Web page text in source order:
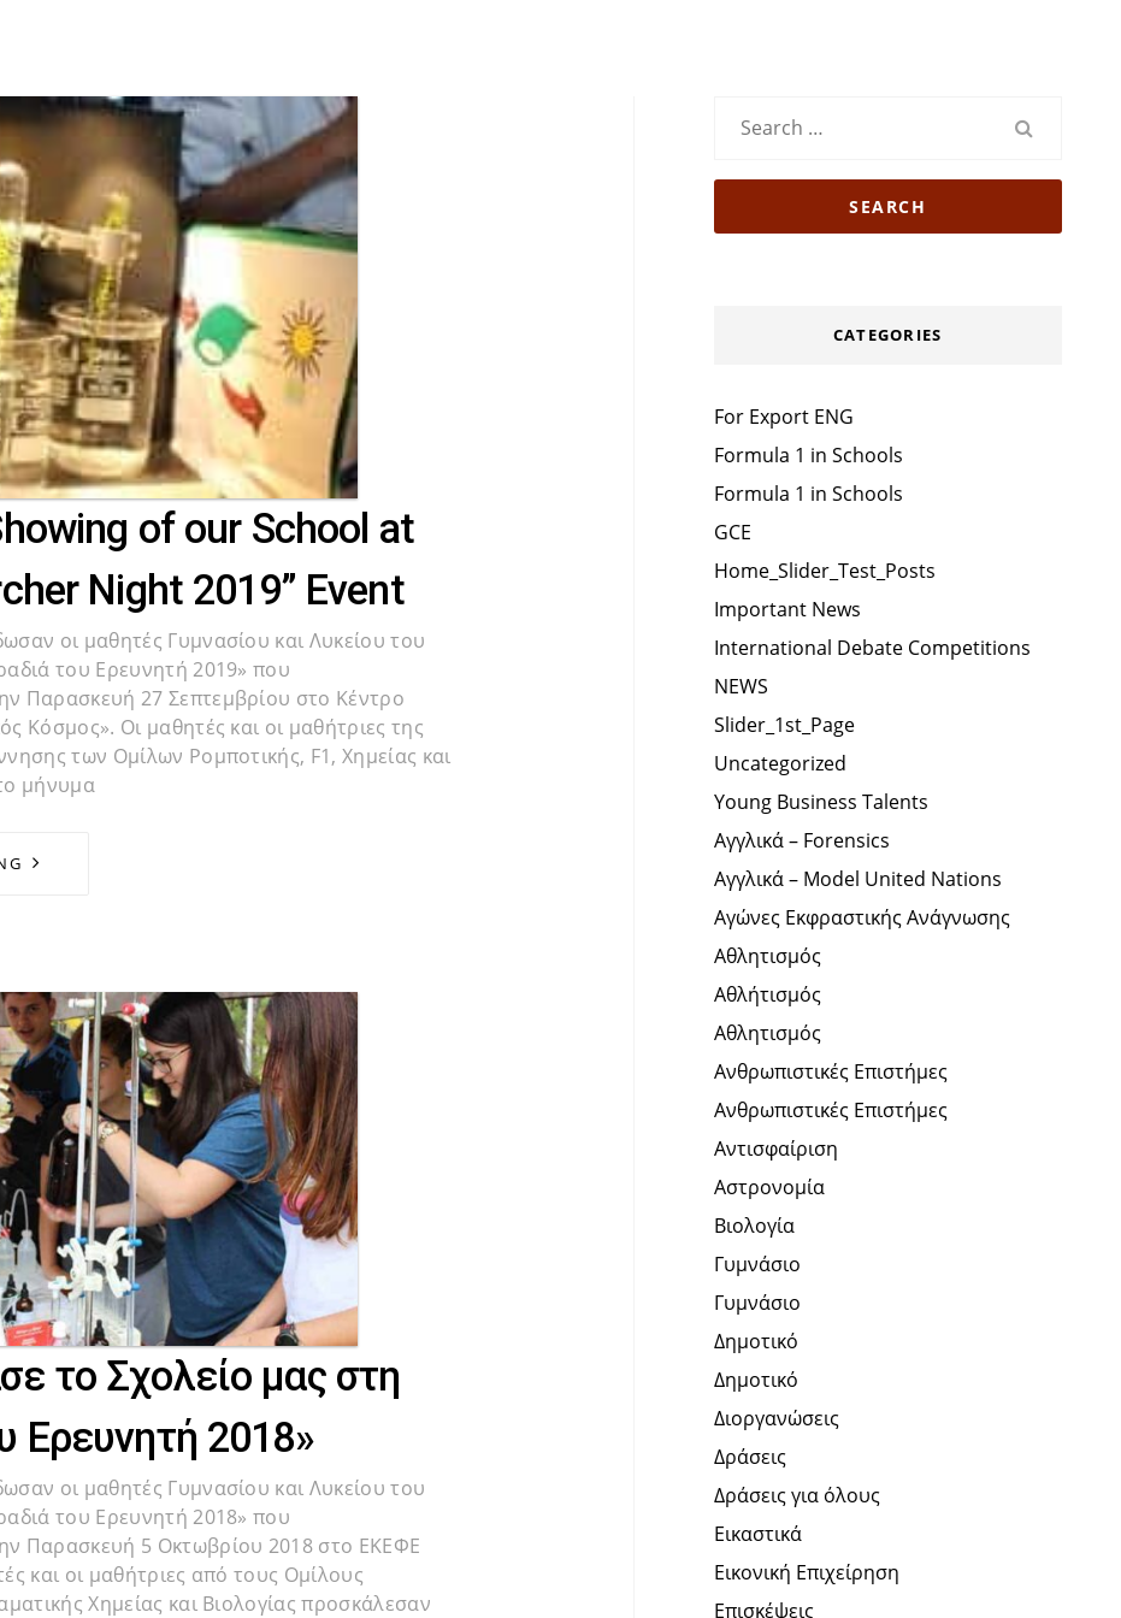
of our School at
Night 2019” Event
οι μαθητές Γυμνασίου και Λυκείου του
του Ερευνητή 2019» που
Παρασκευή 27 Σεπτεμβρίου στο Κέντρο
Κόσμος». Οι μαθητές και οι μαθήτριες της
των Ομίλων Ρομποτικής, F1, Χημείας και
μήνυμα
το Σχολείο μας στη
Ερευνητή 2018»
οι μαθητές Γυμνασίου και Λυκείου του
του Ερευνητή 2018» που
Παρασκευή 5 Οκτωβρίου 2018 στο ΕΚΕΦΕ
και οι μαθήτριες από τους Ομίλους
Χημείας και Βιολογίας προσκάλεσαν
for:
CATEGORIES
For Export ENG
Formula 1 in Schools
Formula 1 in Schools
GCE
Home_Slider_Test_Posts
Important News
International Debate Competitions
NEWS
Slider_1st_Page
Uncategorized
Young Business Talents
Αγγλικά – Forensics
Αγγλικά – Model United Nations
Αγώνες Εκφραστικής Ανάγνωσης
Αθλητισμός
Αθλήτισμός
Αθλητισμός
Ανθρωπιστικές Επιστήμες
Ανθρωπιστικές Επιστήμες
Αντισφαίριση
Αστρονομία
Βιολογία
Γυμνάσιο
Γυμνάσιο
Δημοτικό
Δημοτικό
Διοργανώσεις
Δράσεις
Δράσεις για όλους
Εικαστικά
Εικονική Επιχείρηση
Επισκέψεις